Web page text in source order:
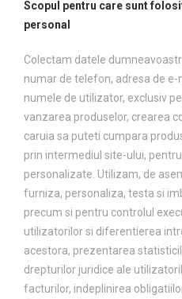
Scopul pentru care sunt
personal
Colectam datele
numar de telefon, adresa de
numele de utilizator, exclusiv
vanzarea produselor, crearea
caruia sa puteti cumpara
prin intermediul site-ului,
personalizate. Utilizam, de
furniza, personaliza, testa si
precum si pentru controlul
utilizatorilor si diferentierea
acestora, prezentarea
drepturilor juridice ale
facturilor, indeplinirea